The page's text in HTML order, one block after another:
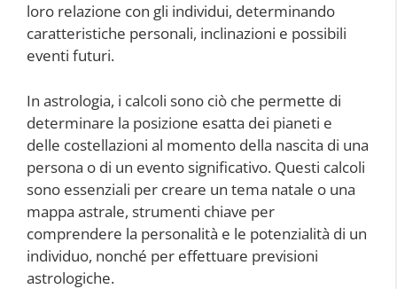
loro relazione con gli individui, determinando
caratteristiche personali, inclinazioni e possibili
eventi futuri.
In astrologia, i calcoli sono ciò che permette di
determinare la posizione esatta dei pianeti e
delle costellazioni al momento della nascita di una
persona o di un evento significativo. Questi calcoli
sono essenziali per creare un tema natale o una
mappa astrale, strumenti chiave per
comprendere la personalità e le potenzialità di un
individuo, nonché per effettuare previsioni
astrologiche.